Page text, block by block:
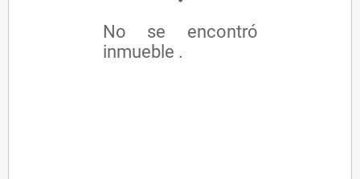
No se encontró
inmueble .